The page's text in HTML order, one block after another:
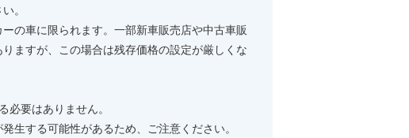
。
の車に限られます。一部新車販売店や中古車販
ますが、この場合は残存価格の設定が厳しくな
必要はありません。
生する可能性があるため、ご注意ください。